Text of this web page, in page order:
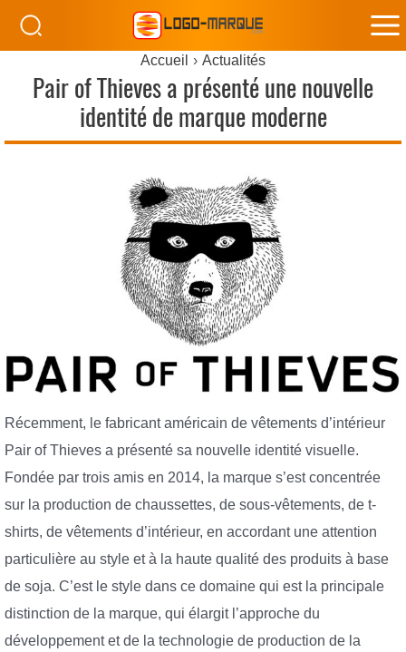
Accueil Actualités
Pair of Thieves a présenté une nouvelle
identité de marque moderne
Récemment, le fabricant américain de vêtements d’intérieur
Pair of Thieves a présenté sa nouvelle identité visuelle.
Fondée par trois amis en 2014, la marque s’est concentrée
sur la production de chaussettes, de sous-vêtements, de t-
shirts, de vêtements d’intérieur, en accordant une attention
particulière au style et à la haute qualité des produits à base
de soja. C’est le style dans ce domaine qui est la principale
distinction de la marque, qui élargit l’approche du
développement et de la technologie de production de la